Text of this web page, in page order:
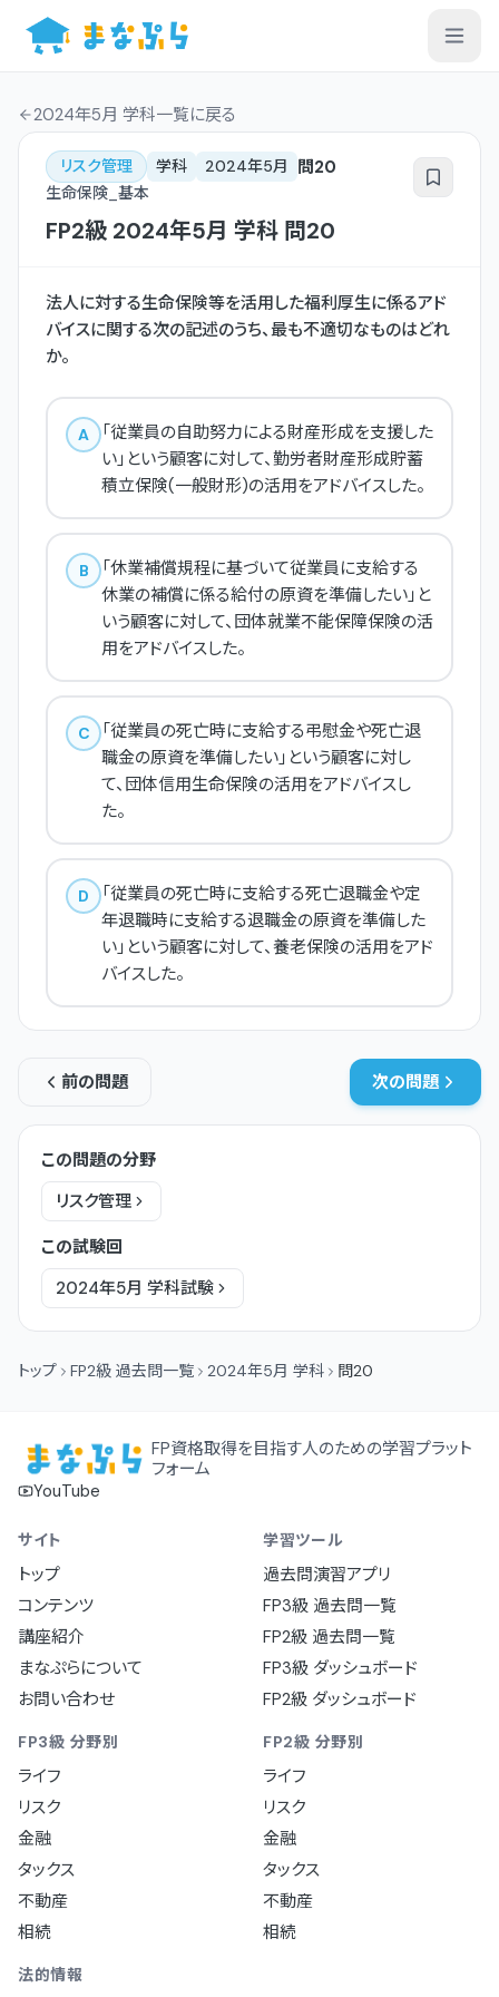
2024年5月 学科一覧に戻る
リスク管理 学科 2024年5月 問20
生命保険_基本
FP2級 2024年5月 学科 問20
法人に対する生命保険等を活用した福利厚生に係るアド
バイスに関する次の記述のうち、最も不適切なものはどれ
か。
A
「従業員の自助努力による財産形成を支援した
い」という顧客に対して、勤労者財産形成貯蓄
積立保険(一般財形)の活用をアドバイスした。
B
「休業補償規程に基づいて従業員に支給する
休業の補償に係る給付の原資を準備したい」と
いう顧客に対して、団体就業不能保障保険の活
用をアドバイスした。
C
「従業員の死亡時に支給する弔慰金や死亡退
職金の原資を準備したい」という顧客に対し
て、団体信用生命保険の活用をアドバイスし
た。
D
「従業員の死亡時に支給する死亡退職金や定
年退職時に支給する退職金の原資を準備した
い」という顧客に対して、養老保険の活用をアド
バイスした。
前の問題 次の問題
この問題の分野
リスク管理
この試験回
2024年5月 学科試験
トップ FP2級 過去問一覧 2024年5月 学科 問20
FP資格取得を目指す人のための学習プラット
フォーム
YouTube
サイト
トップ
コンテンツ
講座紹介
まなぷらについて
お問い合わせ
学習ツール
過去問演習アプリ
FP3級 過去問一覧
FP2級 過去問一覧
FP3級 ダッシュボード
FP2級 ダッシュボード
FP3級 分野別
ライフ
リスク
金融
タックス
不動産
相続
FP2級 分野別
ライフ
リスク
金融
タックス
不動産
相続
法的情報